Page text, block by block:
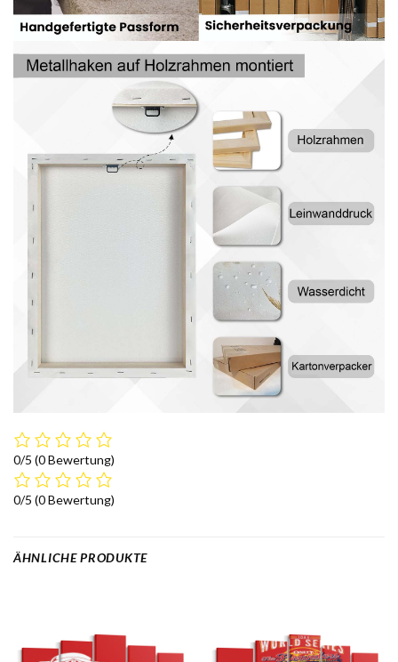
0/5 (0 Bewertung)
0/5 (0 Bewertung)
ÄHNLICHE PRODUKTE